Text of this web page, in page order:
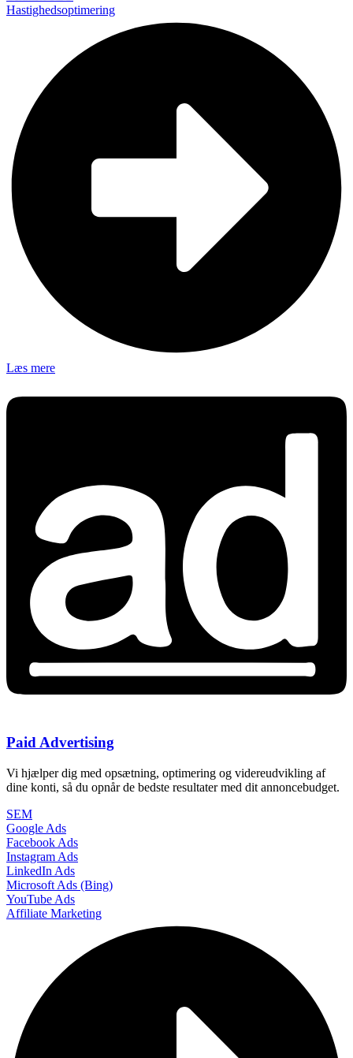
Hastighedsoptimering
Læs mere
Paid Advertising
Vi hjælper dig med opsætning, optimering og videreudvikling af
dine konti, så du opnår de bedste resultater med dit annoncebudget.
SEM
Google Ads
Facebook Ads
Instagram Ads
LinkedIn Ads
Microsoft Ads (Bing)
YouTube Ads
Affiliate Marketing